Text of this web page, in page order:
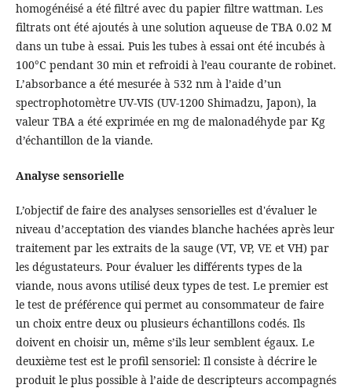
homogénéisé a été filtré avec du papier filtre wattman. Les
filtrats ont été ajoutés à une solution aqueuse de TBA 0.02 M
dans un tube à essai. Puis les tubes à essai ont été incubés à
100°C pendant 30 min et refroidi à l’eau courante de robinet.
L’absorbance a été mesurée à 532 nm à l’aide d’un
spectrophotomètre UV-VIS (UV-1200 Shimadzu, Japon), la
valeur TBA a été exprimée en mg de malonadéhyde par Kg
d’échantillon de la viande.
Analyse sensorielle
L’objectif de faire des analyses sensorielles est d'évaluer le
niveau d’acceptation des viandes blanche hachées après leur
traitement par les extraits de la sauge (VT, VP, VE et VH) par
les dégustateurs. Pour évaluer les différents types de la
viande, nous avons utilisé deux types de test. Le premier est
le test de préférence qui permet au consommateur de faire
un choix entre deux ou plusieurs échantillons codés. Ils
doivent en choisir un, même s’ils leur semblent égaux. Le
deuxième test est le profil sensoriel: Il consiste à décrire le
produit le plus possible à l’aide de descripteurs accompagnés